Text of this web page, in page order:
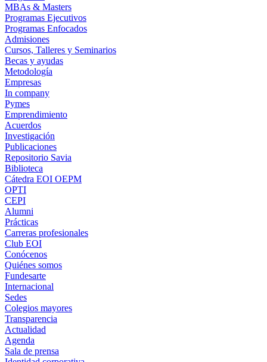
MBAs & Masters
Programas Ejecutivos
Programas Enfocados
Admisiones
Cursos, Talleres y Seminarios
Becas y ayudas
Metodología
Empresas
In company
Pymes
Emprendimiento
Acuerdos
Investigación
Publicaciones
Repositorio Savia
Biblioteca
Cátedra EOI OEPM
OPTI
CEPI
Alumni
Prácticas
Carreras profesionales
Club EOI
Conócenos
Quiénes somos
Fundesarte
Internacional
Sedes
Colegios mayores
Transparencia
Actualidad
Agenda
Sala de prensa